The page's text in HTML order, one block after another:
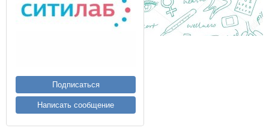
Подписаться
Написать сообщение